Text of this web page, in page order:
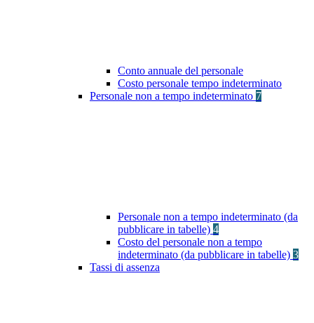
Conto annuale del personale
Costo personale tempo indeterminato
Personale non a tempo indeterminato 7
Personale non a tempo indeterminato (da
pubblicare in tabelle) 4
Costo del personale non a tempo
indeterminato (da pubblicare in tabelle) 3
Tassi di assenza